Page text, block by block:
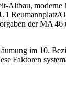
Altbau,
Reumannplatz/
der MA
im 10.
Faktoren